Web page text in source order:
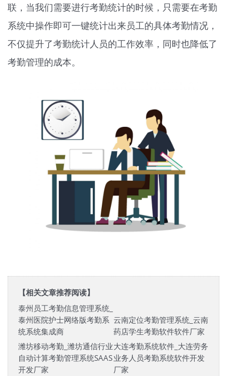
联，当我们需要进行考勤统计的时候，只需要在考勤
系统中操作即可一键统计出来员工的具体考勤情况，
不仅提升了考勤统计人员的工作效率，同时也降低了
考勤管理的成本。
【相关文章推荐阅读】
泰州员工考勤信息管理系统_
泰州医院护士网络版考勤系
统系统集成商
云南定位考勤管理系统_云南
药店学生考勤软件软件厂家
潍坊移动考勤_潍坊通信行业
自动计算考勤管理系统SAAS
开发厂家
大连考勤系统软件_大连劳务
业务人员考勤系统软件开发
厂家